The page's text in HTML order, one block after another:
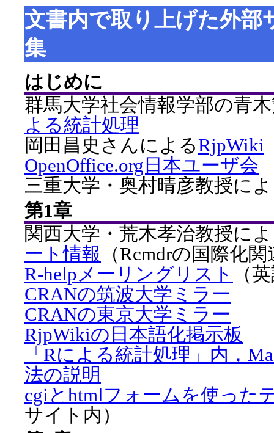
文書内で取り上げた外部
集
はじめに
群馬大学社会情報学部の青
よる統計処理
岡田昌史さんによるRjpWiki
OpenOffice.org日本ユーザ会
三重大学・奥村晴彦教授に
第1章
関西大学・荒木孝治教授に
ート情報 （Rcmdrの国際化
R-helpメーリングリスト
（
CRANの筑波大学ミラー
CRANの東京大学ミラー
RjpWikiの日本語化掲示板
「Rによる統計処理」内，
法の説明
cgiとhtmlフォームを使った
サイト内）